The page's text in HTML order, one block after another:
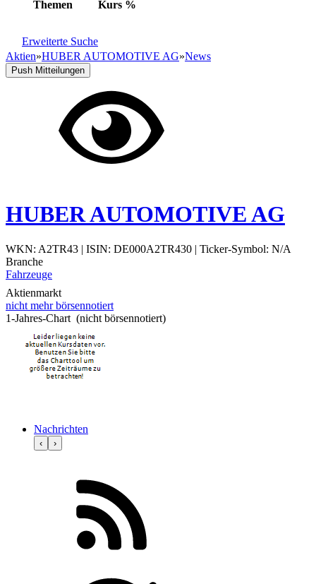
Themen Kurs %
Erweiterte Suche
Aktien»HUBER AUTOMOTIVE AG»News
Push Mitteilungen
HUBER AUTOMOTIVE AG
WKN: A2TR43 | ISIN: DE000A2TR430 | Ticker-Symbol: N/A
Branche
Fahrzeuge
Aktienmarkt
nicht mehr börsennotiert
1-Jahres-Chart (nicht börsennotiert)
Nachrichten
‹ ›